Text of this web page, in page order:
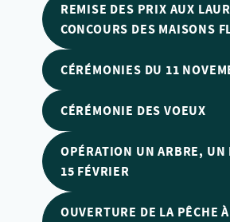
REMISE DES PRIX AUX
CONCOURS DES MAISONS
CÉRÉMONIES DU 11
CÉRÉMONIE DES VOEUX
OPÉRATION UN ARBRE, UN
15 FÉVRIER
OUVERTURE DE LA PÊCHE